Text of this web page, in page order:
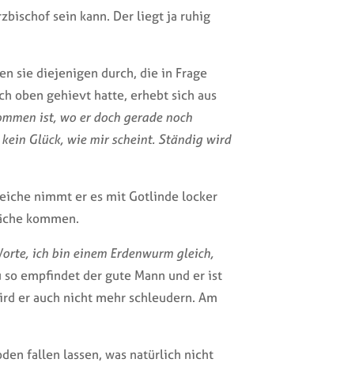
sein kann. Der liegt ja ruhig
sie diejenigen durch, die in Frage
oben gehievt hatte, erhebt sich aus
ist, wo er doch gerade noch
Glück, wie mir scheint. Ständig wird
nimmt er es mit Gotlinde locker
kommen.
ich bin einem Erdenwurm gleich,
so empfindet der gute Mann und er ist
er auch nicht mehr schleudern. Am
fallen lassen, was natürlich nicht